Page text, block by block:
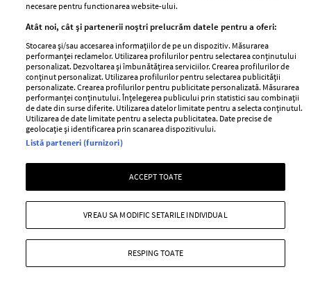
GSP
Unica
Baby
Retete
femei
Viva
Avantaje
Retete practice
Pariază responsabil! Decizia ONJN nr. 821/25.09.2025.
Jocurile de noroc sunt interzise minorilor.
Copyright © 2026 Ringier Romania SRL
necesare pentru functionarea website-ului.
Atât noi, cât și partenerii noștri prelucrăm datele pentru a oferi:
Stocarea și/sau accesarea informațiilor de pe un dispozitiv. Măsurarea
performanței reclamelor. Utilizarea profilurilor pentru selectarea conținutului
personalizat. Dezvoltarea și îmbunătățirea serviciilor. Crearea profilurilor de
conținut personalizat. Utilizarea profilurilor pentru selectarea publicității
personalizate. Crearea profilurilor pentru publicitate personalizată. Măsurarea
performanței conținutului. Înțelegerea publicului prin statistici sau combinații
de date din surse diferite. Utilizarea datelor limitate pentru a selecta conținutul.
Utilizarea de date limitate pentru a selecta publicitatea. Date precise de
geolocație și identificarea prin scanarea dispozitivului.
Listă parteneri (furnizori)
ACCEPT TOATE
RESPING TOATE
VREAU SA MODIFIC SETARILE INDIVIDUAL